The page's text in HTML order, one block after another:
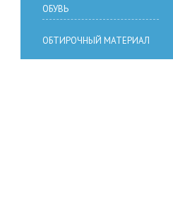
ОБУВЬ
ОБТИРОЧНЫЙ МАТЕРИАЛ